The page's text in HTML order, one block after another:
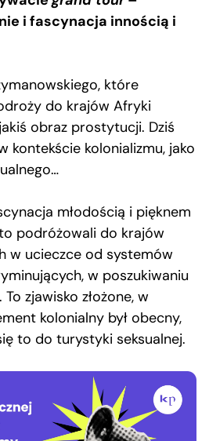
i fascynacja innością i
które
do krajów Afryki
obraz prostytucji. Dziś
kontekście kolonializmu, jako
młodością i pięknem
podróżowali do krajów
w ucieczce od systemów
w poszukiwaniu
zjawisko złożone, w
kolonialny był obecny,
to do turystyki seksualnej.